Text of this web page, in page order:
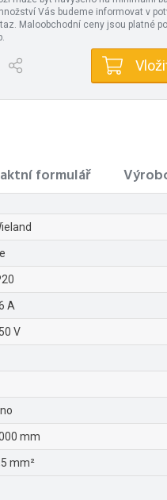
Vás budeme informovat v
Maloobchodní ceny jsou platné
formulář
A
V
mm
mm²